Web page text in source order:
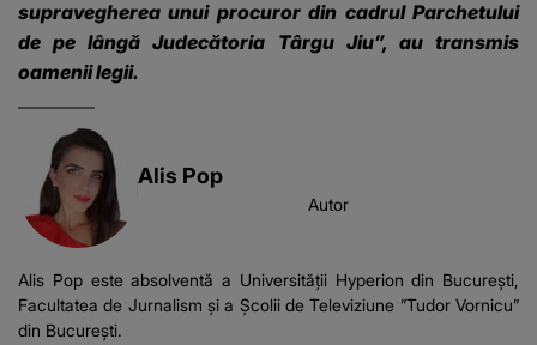
supravegherea unui procuror din cadrul Parchetului
de pe lângă Judecătoria Târgu Jiu”, au transmis
oamenii legii.
Alis Pop
Autor
Alis Pop este absolventă a Universității Hyperion din București,
Facultatea de Jurnalism și a Școlii de Televiziune ”Tudor Vornicu”
din București.